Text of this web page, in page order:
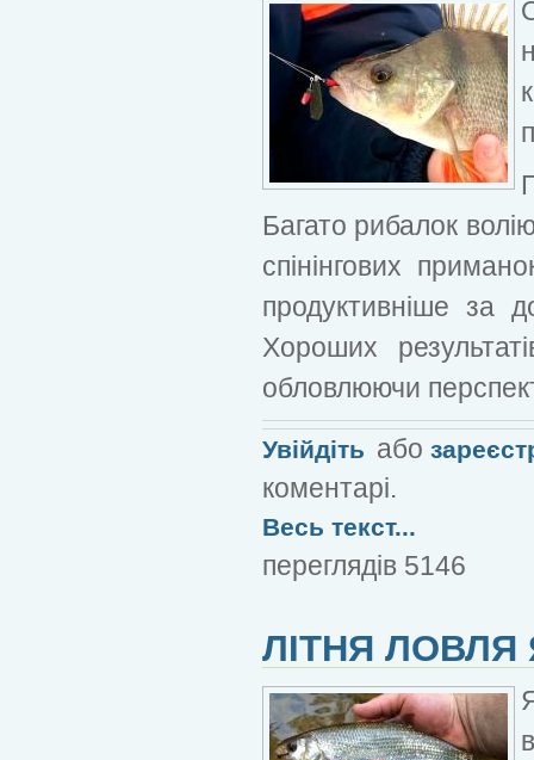
Багато рибалок
спінінгових
продуктивніше за
Хороших
обловлюючи
Увійдіть або
коментарі.
Весь текст...
переглядів 5146
ЛІТНЯ ЛОВЛЯ